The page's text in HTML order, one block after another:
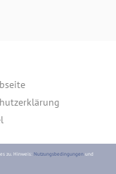
zu. Hinweis: Nutzungsbedingungen und